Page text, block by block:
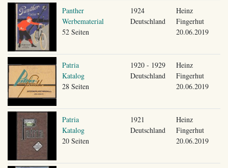
Panther
Werbematerial
52 Seiten
1924
Deutschland
Heinz
Fingerhut
20.06.2019
Patria
Katalog
28 Seiten
1920 - 1929
Deutschland
Heinz
Fingerhut
20.06.2019
Patria
Katalog
20 Seiten
1921
Deutschland
Heinz
Fingerhut
20.06.2019